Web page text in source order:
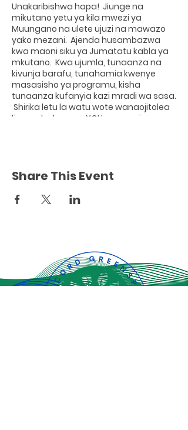
Unakaribishwa hapa! Jiunge na
mikutano yetu ya kila mwezi ya
Muungano na ulete ujuzi na mawazo
yako mezani. Ajenda husambazwa
kwa maoni siku ya Jumatatu kabla ya
mkutano. Kwa ujumla, tunaanza na
kivunja barafu, tunahamia kwenye
masasisho ya programu, kisha
tunaanza kufanyia kazi mradi wa sasa.
Shirika letu la watu wote wanaojitolea
linaendeshwa na YOU power - jiunge
Share This Event